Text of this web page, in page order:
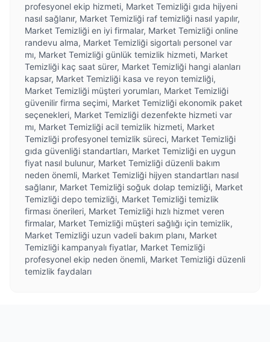
profesyonel ekip hizmeti, Market Temizliği gıda hijyeni
nasıl sağlanır, Market Temizliği raf temizliği nasıl yapılır,
Market Temizliği en iyi firmalar, Market Temizliği online
randevu alma, Market Temizliği sigortalı personel var
mı, Market Temizliği günlük temizlik hizmeti, Market
Temizliği kaç saat sürer, Market Temizliği hangi alanları
kapsar, Market Temizliği kasa ve reyon temizliği,
Market Temizliği müşteri yorumları, Market Temizliği
güvenilir firma seçimi, Market Temizliği ekonomik paket
seçenekleri, Market Temizliği dezenfekte hizmeti var
mı, Market Temizliği acil temizlik hizmeti, Market
Temizliği profesyonel temizlik süreci, Market Temizliği
gıda güvenliği standartları, Market Temizliği en uygun
fiyat nasıl bulunur, Market Temizliği düzenli bakım
neden önemli, Market Temizliği hijyen standartları nasıl
sağlanır, Market Temizliği soğuk dolap temizliği, Market
Temizliği depo temizliği, Market Temizliği temizlik
firması önerileri, Market Temizliği hızlı hizmet veren
firmalar, Market Temizliği müşteri sağlığı için temizlik,
Market Temizliği uzun vadeli bakım planı, Market
Temizliği kampanyalı fiyatlar, Market Temizliği
profesyonel ekip neden önemli, Market Temizliği düzenli
temizlik faydaları